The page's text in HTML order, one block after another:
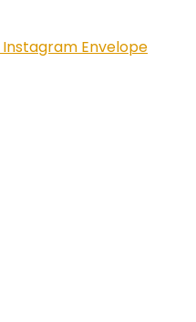
Instagram Envelope